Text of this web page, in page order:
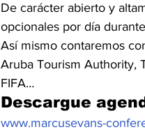
De carácter abierto y
opcionales por día
Así mismo contaremos
Aruba Tourism Authority,
FIFA…
Descargue
www.marcusevans-